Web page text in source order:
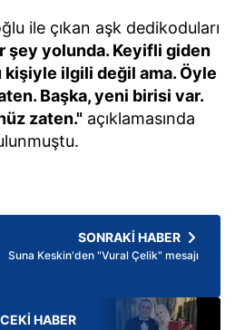
ile çıkan aşk dedikoduları
şey yolunda. Keyifli giden
kişiyle ilgili değil ama. Öyle
Başka, yeni birisi var.
zaten."açıklamasında
SONRAKİ HABER
Suna Keskin'den "Vural Çelik" mesajı
HABER